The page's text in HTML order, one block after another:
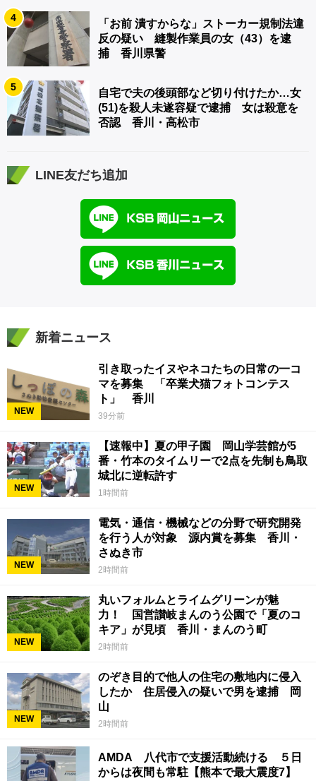
4
「お前 潰すからな」ストーカー規制法違
反の疑い 縫製作業員の女（43）を逮
捕 香川県警
5
自宅で夫の後頭部など切り付けたか…女
(51)を殺人未遂容疑で逮捕 女は殺意を
否認 香川・高松市
LINE友だち追加
新着ニュース
NEW
引き取ったイヌやネコたちの日常の一コ
マを募集 「卒業犬猫フォトコンテス
ト」 香川
39分前
NEW
【速報中】夏の甲子園 岡山学芸館が5
番・竹本のタイムリーで2点を先制も鳥取
城北に逆転許す
1時間前
NEW
電気・通信・機械などの分野で研究開発
を行う人が対象 源内賞を募集 香川・
さぬき市
2時間前
NEW
丸いフォルムとライムグリーンが魅
力！ 国営讃岐まんのう公園で「夏のコ
キア」が見頃 香川・まんのう町
2時間前
NEW
のぞき目的で他人の住宅の敷地内に侵入
したか 住居侵入の疑いで男を逮捕 岡
山
2時間前
AMDA 八代市で支援活動続ける ５日
からは夜間も常駐【熊本で最大震度7】